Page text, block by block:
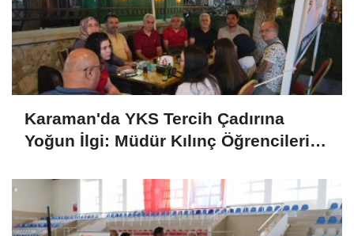
Karaman'da YKS Tercih Çadırına
Yoğun İlgi: Müdür Kılınç Öğrencileri